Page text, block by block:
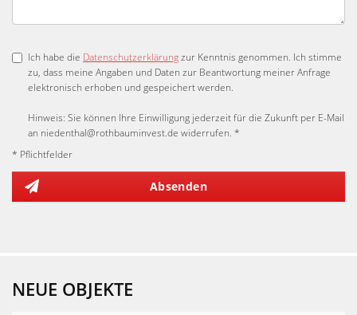
Ich habe die Datenschutzerklärungzur Kenntnis genommen. Ich stimme
zu, dass meine Angaben und Daten zur Beantwortung meiner Anfrage
elektronisch erhoben und gespeichert werden.
Hinweis: Sie können Ihre Einwilligung jederzeit für die Zukunft per E-Mail
an niedenthal@rothbauminvest.de widerrufen. *
* Pflichtfelder
Absenden
NEUE OBJEKTE